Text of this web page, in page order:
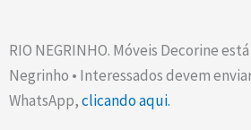
RIO NEGRINHO. Móveis Decorine
Negrinho • Interessados devem
WhatsApp,clicando aqui.